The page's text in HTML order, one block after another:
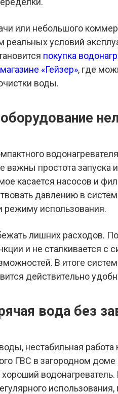
или небольшого
реальных условий
покупка
«Гейзер», где
воды.
простота запуска
касается насосов и
давлению в
режиму использования.
лишних расходов.
и не сталкивается с
В итоге
действительно
вода без
нестабильная
ГВС в загородном